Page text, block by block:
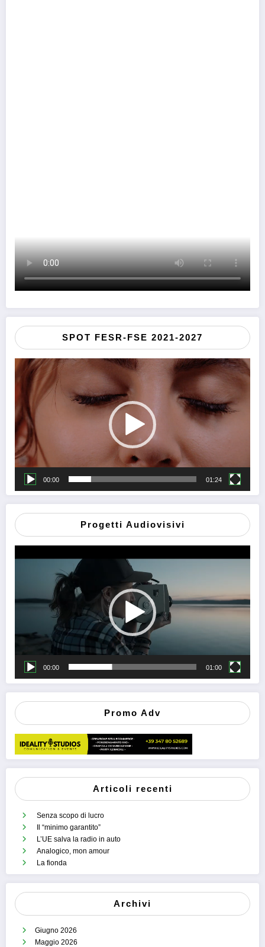
SPOT FESR-FSE 2021-2027
Video
Player
00:00 01:24
Progetti Audiovisivi
Player
00:00 01:00
Promo Adv
Articoli recenti
Senza scopo di lucro
Il “minimo garantito”
L’UE salva la radio in auto
Analogico, mon amour
La fionda
Archivi
Giugno 2026
Maggio 2026